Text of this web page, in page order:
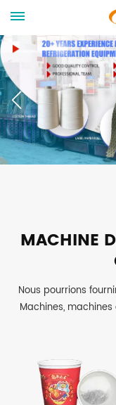
MACHINE
Nous pourrions
Machines,
machines de
machines de
vert, au thé oolong,
à divers